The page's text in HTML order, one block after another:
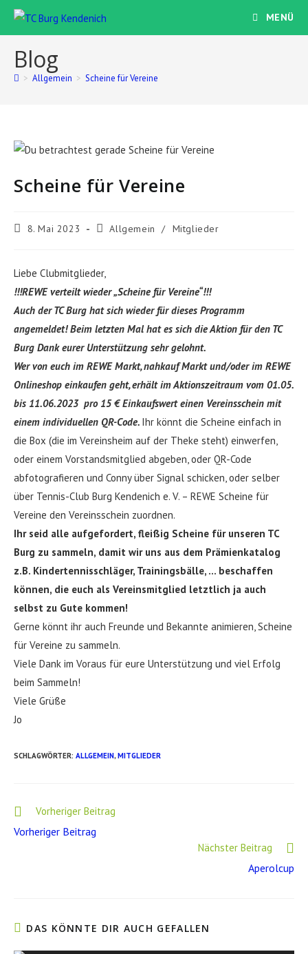
Zum
MENÜ
Blog
> Allgemein > Scheine für Vereine
Scheine für Vereine
Beitrag
8. Mai 2023
Beitrags-
Allgemein / Mitglieder
Liebe Clubmitglieder,
!!!REWE verteilt wieder „Scheine für Vereine“!!!
Auch der TC Burg hat sich wieder für dieses Programm
angemeldet! Beim letzten Mal hat es sich die Aktion für den TC
Burg Dank eurer Unterstützung sehr gelohnt.
Wer von euch im REWE Markt, nahkauf Markt und/oder im REWE
Onlineshop einkaufen geht, erhält im Aktionszeitraum vom 01.05.
bis 11.06.2023 pro 15 € Einkaufswert einen Vereinsschein mit
einem individuellen QR-Code. Ihr könnt die Scheine einfach in
die Box (die im Vereinsheim auf der Theke steht) einwerfen,
oder einem Vorstandsmitglied abgeben, oder QR-Code
abfotografieren und Conny über Signal schicken, oder selber
über Tennis-Club Burg Kendenich e. V. – REWE Scheine für
Vereine den Vereinsschein zuordnen.
Ihr seid alle aufgefordert, fleißig Scheine für unseren TC
Burg zu sammeln, damit wir uns aus dem Prämienkatalog
z.B. Kindertennisschläger, Trainingsbälle, … beschaffen
können, die euch als Vereinsmitglied letztlich ja auch
selbst zu Gute kommen!
Gerne könnt ihr auch Freunde und Bekannte animieren, Scheine
für Vereine zu sammeln.
Viele Dank im Voraus für eure Unterstützung und viel Erfolg
beim Sammeln!
Viele Grüße
Jo
SCHLAGWÖRTER: ALLGEMEIN, MITGLIEDER
Weitere
ansehen
Vorheriger Beitrag
Vorheriger Beitrag
Nächster Beitrag
Aperolcup
DAS KÖNNTE DIR AUCH GEFALLEN